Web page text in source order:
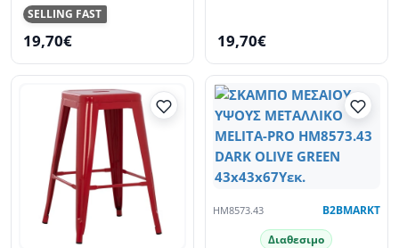
SELLING FAST
19,70€ 19,70€
HM8573.43 B2BMARKT
Διαθεσιμο